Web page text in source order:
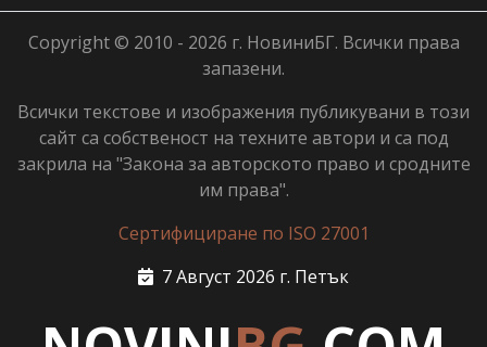
Copyright © 2010 - 2026 г. НовиниБГ. Всички права
запазени.
Всички текстове и изображения публикувани в този
сайт са собственост на техните автори и са под
закрила на "Закона за авторското право и сродните
им права".
Сертифициране по ISO 27001
7 Август 2026 г. Петък